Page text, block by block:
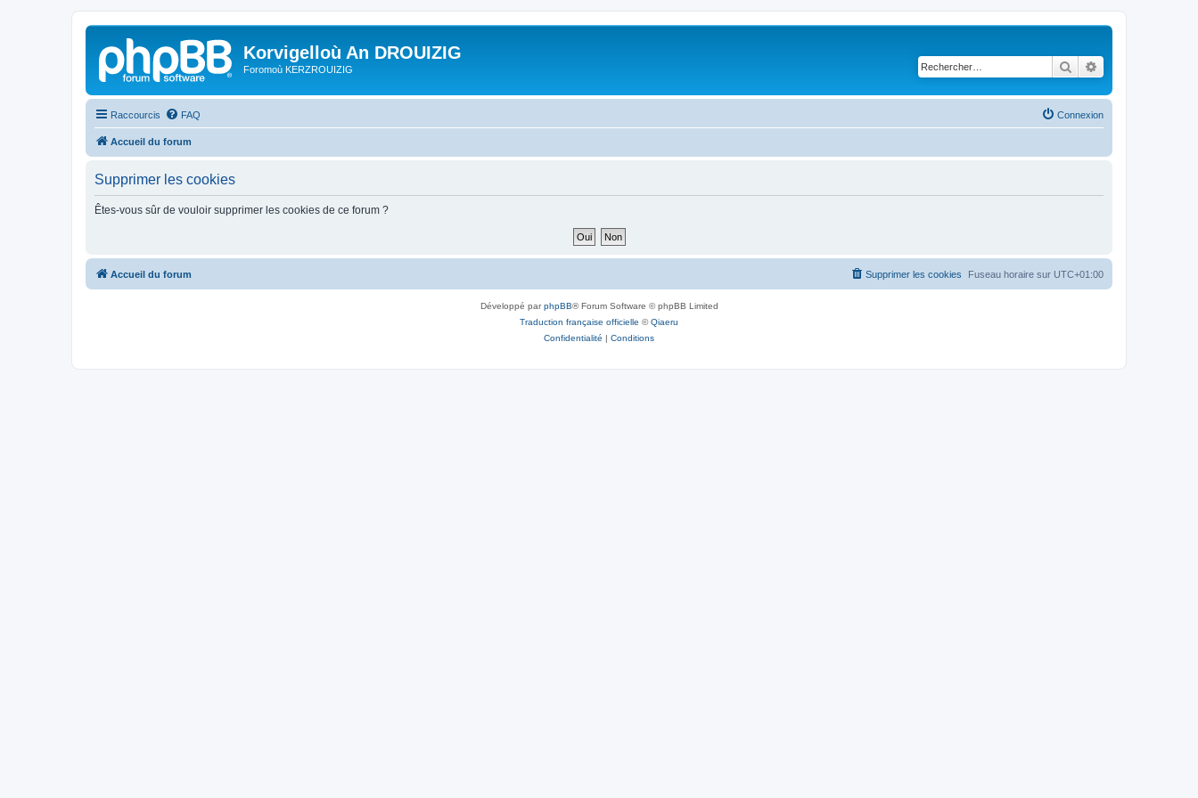
Korvigelloù An DROUIZIG
Foromoù KERZROUIZIG Rechercher
Raccourcis FAQ Connexion
Accueil du forum
Supprimer les cookies
Êtes-vous sûr de vouloir supprimer les cookies de ce forum ?
Accueil du forum Fuseau horaire sur UTC+01:00
Supprimer les cookies
Développé parphpBB® Forum Software © phpBB Limited
Traduction française officielle ©Qiaeru
Confidentialité | Conditions